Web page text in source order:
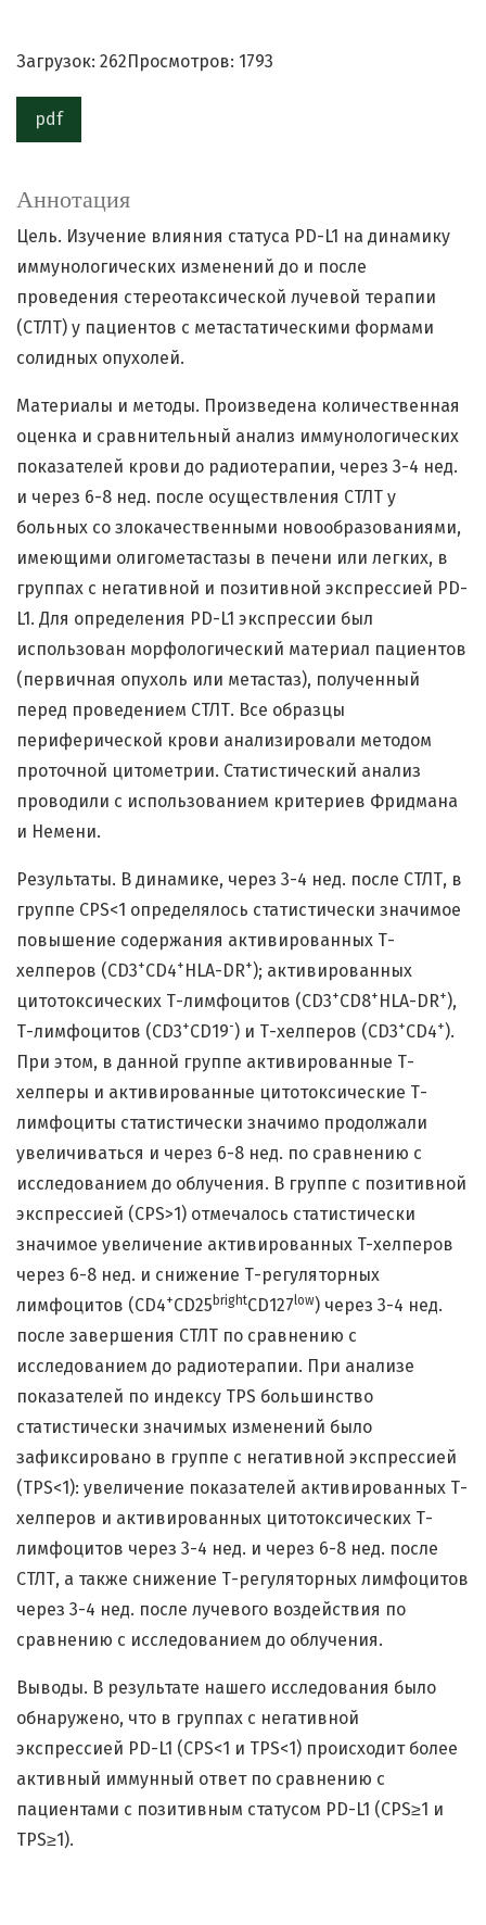
Загрузок: 262 Просмотров: 1793
pdf
Аннотация
Цель. Изучение влияния статуса PD-L1 на динамику
иммунологических изменений до и после
проведения стереотаксической лучевой терапии
(СТЛТ) у пациентов с метастатическими формами
солидных опухолей.
Материалы и методы. Произведена количественная
оценка и сравнительный анализ иммунологических
показателей крови до радиотерапии, через 3-4 нед.
и через 6-8 нед. после осуществления СТЛТ у
больных со злокачественными новообразованиями,
имеющими олигометастазы в печени или легких, в
группах с негативной и позитивной экспрессией PD-
L1. Для определения PD-L1 экспрессии был
использован морфологический материал пациентов
(первичная опухоль или метастаз), полученный
перед проведением СТЛТ. Все образцы
периферической крови анализировали методом
проточной цитометрии. Статистический анализ
проводили с использованием критериев Фридмана
и Немени.
Результаты. В динамике, через 3-4 нед. после СТЛТ, в
группе CPS<1 определялось cтатистически значимое
повышение содержания активированных Т-
хелперов (CD3+CD4+ HLA-DR+); активированных
цитотоксических Т-лимфоцитов (CD3+СD8+ HLA-DR+),
Т-лимфоцитов (CD3+CD19-) и Т-хелперов (CD3+CD4+).
При этом, в данной группе активированные Т-
хелперы и активированные цитотоксические Т-
лимфоциты статистически значимо продолжали
увеличиваться и через 6-8 нед. по сравнению с
исследованием до облучения. В группе с позитивной
экспрессией (CPS>1) отмечалось статистически
значимое увеличение активированных T-хелперов
через 6-8 нед. и снижение Т-регуляторных
лимфоцитов (CD4+CD25 brightCD127low) через 3-4 нед.
после завершения СТЛТ по сравнению с
исследованием до радиотерапии. При анализе
показателей по индексу TPS большинство
статистически значимых изменений было
зафиксировано в группе с негативной экспрессией
(TPS<1): увеличение показателей активированных Т-
хелперов и активированных цитотоксических Т-
лимфоцитов через 3-4 нед. и через 6-8 нед. после
СТЛТ, а также снижение Т-регуляторных лимфоцитов
через 3-4 нед. после лучевого воздействия по
сравнению с исследованием до облучения.
Выводы. В результате нашего исследования было
обнаружено, что в группах с негативной
экспрессией PD-L1 (CPS<1 и TPS<1) происходит более
активный иммунный ответ по сравнению с
пациентами с позитивным статусом PD-L1 (CPS≥1 и
TPS≥1).